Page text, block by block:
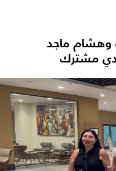
وهشام ماجد
مشترك